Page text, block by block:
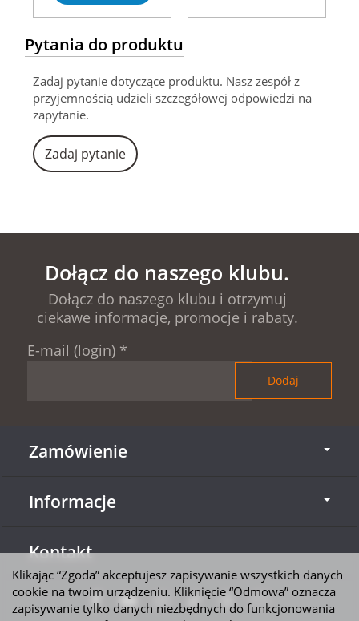
Pytania do produktu
Zadaj pytanie dotyczące produktu. Nasz zespół z
przyjemnością udzieli szczegółowej odpowiedzi na
zapytanie.
Zadaj pytanie
Dołącz do naszego klubu.
Dołącz do naszego klubu i otrzymuj
ciekawe informacje, promocje i rabaty.
E-mail (login) *
Zamówienie
Informacje
Kontakt
Klikając “Zgoda” akceptujesz zapisywanie wszystkich danych
cookie na twoim urządzeniu. Kliknięcie “Odmowa” oznacza
zapisywanie tylko danych niezbędnych do funkcjonowania